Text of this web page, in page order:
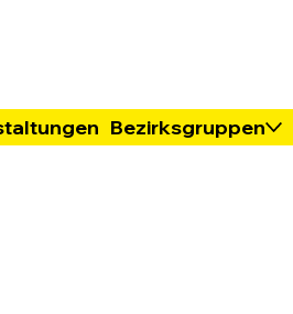
Bezirksgruppen